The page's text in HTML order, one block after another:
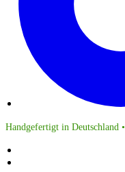
Handgefertigt in Deutschland •